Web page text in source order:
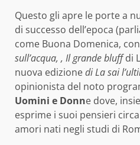
Questo gli apre le porte a
di successo dell’epoca
come Buona Domenica,
sull’acqua, , Il grande bluffdi
nuova edizionedi La sai
opinionista del noto
Uomini e Donne dove,
esprime i suoi pensieri
amori nati negli studi di